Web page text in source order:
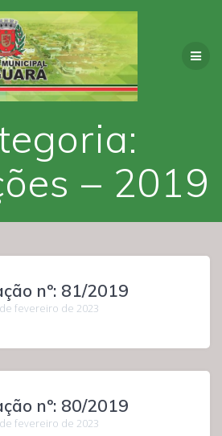
Skip
to
content
– 2019
nº: 81/2019
fevereiro de 2023
nº: 80/2019
fevereiro de 2023